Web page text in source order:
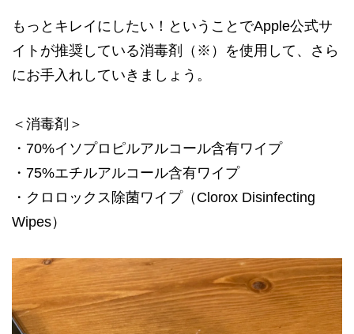
もっとキレイにしたい！ということでApple公式サ
イトが推奨している消毒剤（※）を使用して、さら
にお手入れしていきましょう。
＜消毒剤＞
・70%イソプロピルアルコール含有ワイプ
・75%エチルアルコール含有ワイプ
・クロロックス除菌ワイプ（Clorox Disinfecting
Wipes）